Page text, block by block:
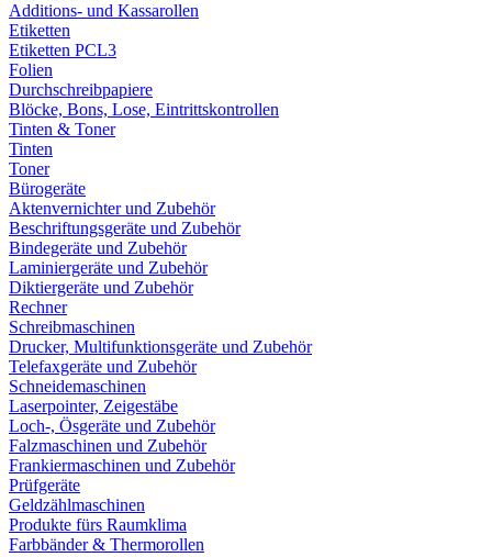
Additions- und Kassarollen
Etiketten
Etiketten PCL3
Folien
Durchschreibpapiere
Blöcke, Bons, Lose, Eintrittskontrollen
Tinten & Toner
Tinten
Toner
Bürogeräte
Aktenvernichter und Zubehör
Beschriftungsgeräte und Zubehör
Bindegeräte und Zubehör
Laminiergeräte und Zubehör
Diktiergeräte und Zubehör
Rechner
Schreibmaschinen
Drucker, Multifunktionsgeräte und Zubehör
Telefaxgeräte und Zubehör
Schneidemaschinen
Laserpointer, Zeigestäbe
Loch-, Ösgeräte und Zubehör
Falzmaschinen und Zubehör
Frankiermaschinen und Zubehör
Prüfgeräte
Geldzählmaschinen
Produkte fürs Raumklima
Farbbänder & Thermorollen